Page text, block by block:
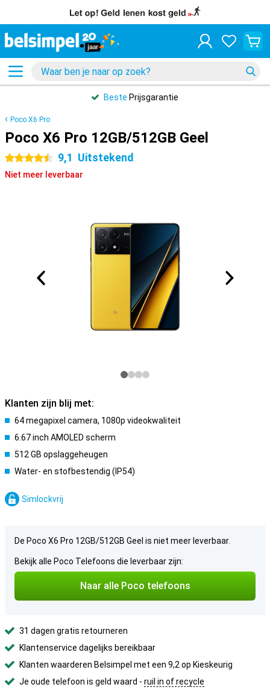
Beste Prijsgarantie
Poco X6 Pro
Poco X6 Pro 12GB/512GB Geel
4.5 sterren 9,1 Uitstekend
Niet meer leverbaar
Klanten zijn blij met:
64 megapixel camera, 1080p videokwaliteit
6.67 inch AMOLED scherm
512 GB opslaggeheugen
Water- en stofbestendig (IP54)
Simlockvrij
De Poco X6 Pro 12GB/512GB Geel is niet meer leverbaar.
Bekijk alle Poco Telefoons die leverbaar zijn:
Naar alle Poco telefoons
31 dagen gratis retourneren
Klantenservice dagelijks bereikbaar
Klanten waarderen Belsimpel met een 9,2 op Kieskeurig
Je oude telefoon is geld waard - ruil in of recycle